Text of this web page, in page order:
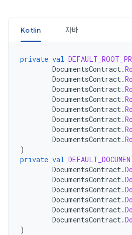
Kotlin 자바
private val
DocumentsContract.
DocumentsContract.
DocumentsContract.
DocumentsContract.
DocumentsContract.
DocumentsContract.
DocumentsContract.
DocumentsContract.
)
private val
DocumentsContract.
DocumentsContract.
DocumentsContract.
DocumentsContract.
DocumentsContract.
DocumentsContract.
)